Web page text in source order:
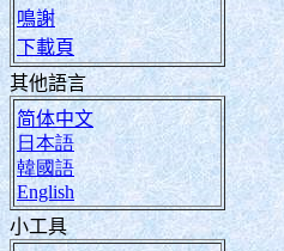
鳴謝
下載頁
其他語言
简体中文
日本語
韓國語
English
小工具